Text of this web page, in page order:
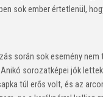
sok ember értetlenül,
során sok esemény
Anikó sorozatképei jók
túl erős volt, és az